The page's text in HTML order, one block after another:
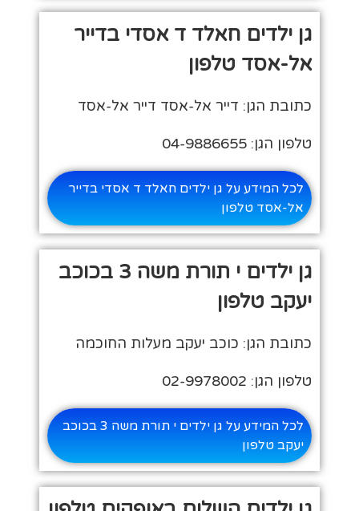
גן ילדים חאלד ד אסדי בדייר
אל-אסד טלפון
כתובת הגן: דייר אל-אסד דייר אל-אסד
טלפון הגן: 04-9886655
לכל המידע על גן ילדים חאלד ד אסדי בדייר
אל-אסד טלפון
גן ילדים י תורת משה 3 בכוכב
יעקב טלפון
כתובת הגן: כוכב יעקב מעלות החוכמה
טלפון הגן: 02-9978002
לכל המידע על גן ילדים י תורת משה 3 בכוכב
יעקב טלפון